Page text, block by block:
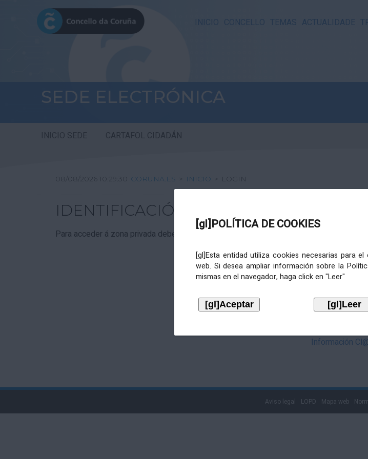
INICIO CONCELLO TEMAS ACTUALIDADE
SEDE ELECTRÓNICA
INICIO SEDE CARTAFOL CIDADÁN
[gl]POLÍTICA DE COOKIES
[gl]Esta entidad utiliza cookies necesarias para
web. Si desea ampliar información sobre la
mismas en el navegador, haga click en "Leer"
08/08/2026 10:29:30 CORUNA.ES > INICIO > LOGIN
IDENTIFICACIÓN
Para acceder á zona privada debe identificarse mediante Cl@ve. Pulse no logotipo
Información
Aviso legal LOPD Mapa web